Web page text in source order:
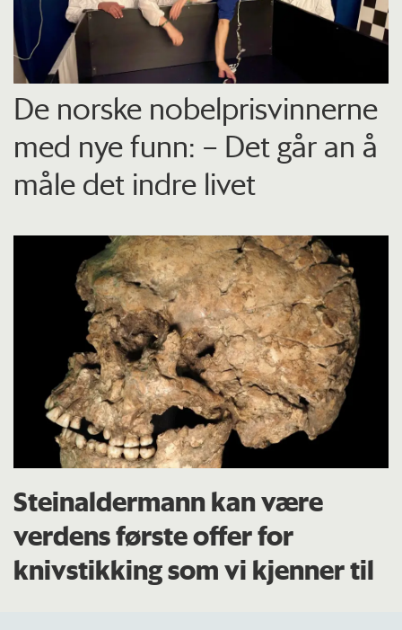
De norske nobelprisvinnerne
med nye funn: – Det går an å
måle det indre livet
Steinaldermann kan være
verdens første offer for
knivstikking som vi kjenner til